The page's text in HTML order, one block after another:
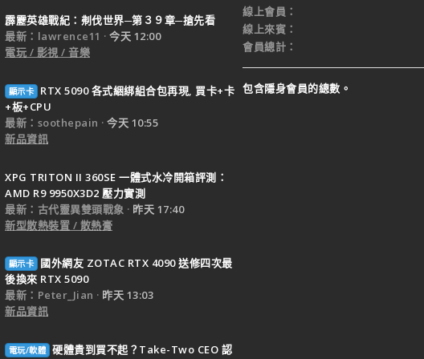
霹靂英雄戰紀：刜伐世界─第３９章─搶先看
最新：lawrence11
今天 12:00
電玩 / 影視 / 音樂
顯示卡
RTX 5090 各式綑綁組合包再現, 買卡+卡
+板+CPU
最新：soothepain
今天 10:55
新品資訊
XPG TRITON II 360SE 一體式水冷開箱評測：
AMD R9 9950X3D2 壓力實測
最新：古代靈異雙頭戰象
昨天 17:40
新型散熱裝置 / 散熱膏
顯示卡
國外網友 ZOTAC RTX 4090 送修四次最
後換來 RTX 5090
最新：Peter_Jian
昨天 13:03
新品資訊
電玩/軟體 硬體貴到買不起？Take-Two CEO 認
線上會員
線上來賓
會員總計
包含隱身會員的總數。